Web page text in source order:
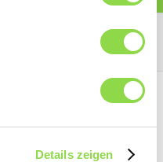
Details zeigen